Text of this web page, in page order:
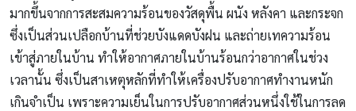
มากขึ้นจากการสะสมความร้อนของวัสดุพื้น ผนัง หลังคา และกระจก
ซึ่งเป็นส่วนเปลือกบ้านที่ช่วยบังแดดบังฝน และถ่ายเทความร้อน
เข้าสู่ภายในบ้าน ทำให้อากาศภายในบ้านร้อนกว่าอากาศในช่วง
เวลานั้น ซึ่งเป็นสาเหตุหลักที่ทำให้เครื่องปรับอากาศทำงานหนัก
เกินจำเป็น เพราะความเย็นในการปรับอากาศส่วนหนึ่งใช้ในการลด